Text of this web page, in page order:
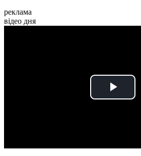
реклама
відео дня
Play